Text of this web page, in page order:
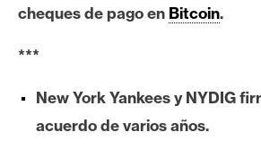
h
e
cheques de pago en Bitcoin.
***
New York Yankees y NYDIG
acuerdo de varios años.